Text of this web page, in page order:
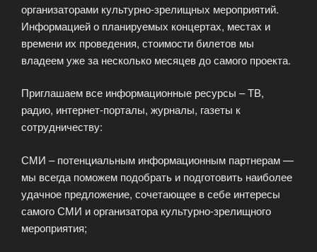
организаторами культурно-зрелищных мероприятий.
Информацией о планируемых концертах, местах и
времени их проведения, стоимости билетов мы
владеем уже за несколько месяцев до самого проекта.
Приглашаем все информационные ресурсы – ТВ,
радио, интернет-порталы, журналы, газеты к
сотрудничеству:
СМИ – потенциальным информационным партнерам —
мы всегда поможем подобрать и подготовить наиболее
удачное предложение, сочетающее в себе интересы
самого СМИ и организатора культурно-зрелищного
мероприятия;